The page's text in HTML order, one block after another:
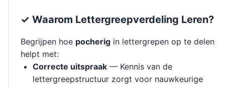
✓ Waarom Lettergreepverdeling Leren?
Begrijpen hoe pocherig in lettergrepen op te delen
helpt met:
Correcte uitspraak — Kennis van de
lettergreepstructuur zorgt voor nauwkeurige